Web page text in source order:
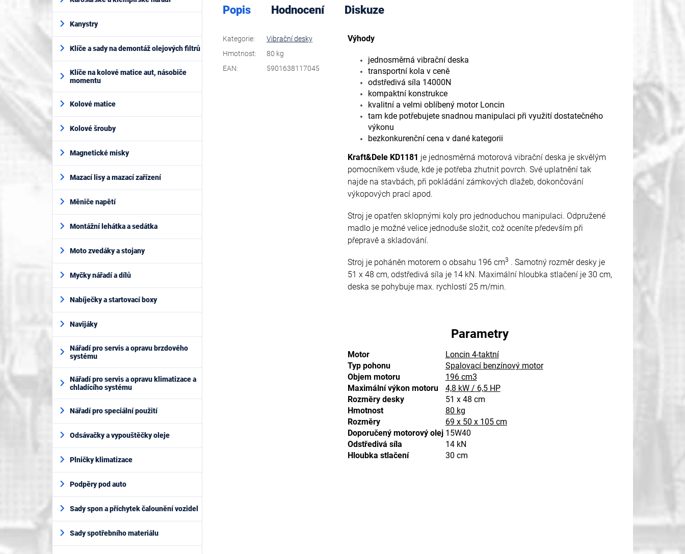
Kanystry
Klíče a sady na demontáž olejových filtrů
Klíče na kolové matice aut, násobiče
momentu
Kolové matice
Kolové šrouby
Magnetické misky
Mazací lisy a mazací zařízení
Měniče napětí
Montážní lehátka a sedátka
Moto zvedáky a stojany
Myčky nářadí a dílů
Nabíječky a startovací boxy
Navijáky
Nářadí pro servis a opravu brzdového
systému
Nářadí pro servis a opravu klimatizace a
chladícího systému
Nářadí pro speciální použití
Odsávačky a vypouštěčky oleje
Plničky klimatizace
Podpěry pod auto
Sady spon a příchytek čalounění vozidel
Sady spotřebního materiálu
Popis Hodnocení Diskuze
Výhody
jednosměrná vibrační deska
transportní kola v ceně
odstředivá síla 14000N
kompaktní konstrukce
kvalitní a velmi oblíbený motor Loncin
tam kde potřebujete snadnou manipulaci při využití dostatečného
výkonu
bezkonkurenční cena v dané kategorii
Kraft&Dele KD1181 je jednosměrná motorová vibrační deska je skvělým
pomocníkem všude, kde je potřeba zhutnit povrch. Své uplatnění tak
najde na stavbách, při pokládání zámkových dlažeb, dokončování
výkopových prací apod.
Stroj je opatřen sklopnými koly pro jednoduchou manipulaci. Odpružené
madlo je možné velice jednoduše složit, což oceníte především při
přepravě a skladování.
Stroj je poháněn motorem o obsahu 196 cm3 . Samotný rozměr desky je
51 x 48 cm, odstředivá síla je 14 kN. Maximální hloubka stlačení je 30 cm,
deska se pohybuje max. rychlostí 25 m/min.
Parametry
Motor
Loncin 4-taktní
Typ pohonu
Spalovací benzínový motor
Objem motoru
196 cm3
Maximální výkon motoru
4,8 kW / 6,5 HP
Rozměry desky
51 x 48 cm
Hmotnost
80 kg
Rozměry
69 x 50 x 105 cm
Doporučený motorový olej 15W40
Odstředivá síla
14 kN
Hloubka stlačení
30 cm
Kategorie:
Vibrační desky
Hmotnost:
80 kg
EAN: 5901638117045